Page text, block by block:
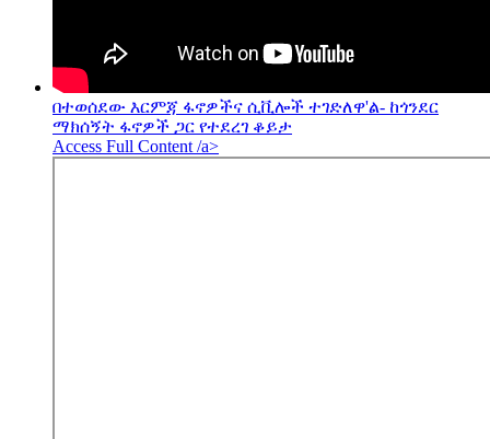
በተወሰደው እርምጃ ፋኖዎችና ሲቪሎች ተገድለዋ'ል- ከጎንደር
ማክሰኝት ፋኖዎች ጋር የተደረገ ቆይታ
Access Full Content /a>